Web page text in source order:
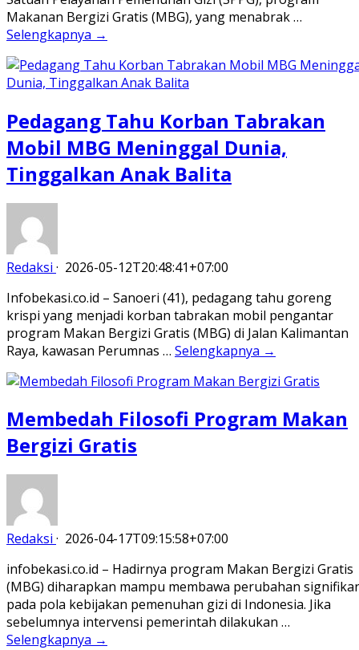
Makanan Bergizi Gratis (MBG), yang menabrak …
Selengkapnya →
Pedagang Tahu Korban Tabrakan
Mobil MBG Meninggal Dunia,
Tinggalkan Anak Balita
Redaksi · 2026-05-12T20:48:41+07:00
Infobekasi.co.id – Sanoeri (41), pedagang tahu goreng
krispi yang menjadi korban tabrakan mobil pengantar
program Makan Bergizi Gratis (MBG) di Jalan Kalimantan
Raya, kawasan Perumnas … Selengkapnya →
Membedah Filosofi Program Makan
Bergizi Gratis
Redaksi · 2026-04-17T09:15:58+07:00
infobekasi.co.id – Hadirnya program Makan Bergizi Gratis
(MBG) diharapkan mampu membawa perubahan
pada pola kebijakan pemenuhan gizi di Indonesia. Jika
sebelumnya intervensi pemerintah dilakukan …
Selengkapnya →